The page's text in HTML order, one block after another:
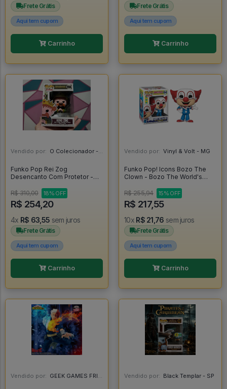
Frete Grátis
Aqui tem cupom
Carrinho
Frete Grátis
Aqui tem cupom
Carrinho
Vendido por: O Colecionador - SP
Funko Pop Rei Zog
Desencanto Com Protetor -
R$ 310,00
18% OFF
R$ 254,20
4x R$ 63,55 sem juros
Frete Grátis
Aqui tem cupom
Carrinho
Vendido por: Vinyl & Volt - MG
Funko Pop! Icons Bozo The
Clown - Bozo The World's
R$ 255,94
15% OFF
R$ 217,55
10x R$ 21,76 sem juros
Frete Grátis
Aqui tem cupom
Carrinho
Vendido por: GEEK GAMES FRIEND - RJ Vendido por: Black Templar - SP